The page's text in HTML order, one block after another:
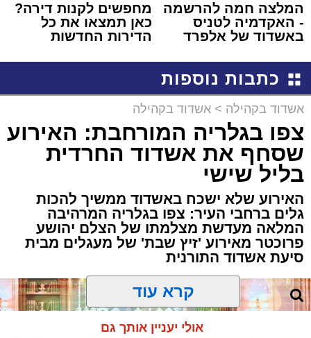
המלצה חמה להרשמה
- האקדמיה לטניס
באשדוד של אלפרד
מחפשים לקנות דירה?
כאן תמצאו את כל
הדירות החדשות
כתבות נוספות
אשדוד בקהילה > אשדוד בקהילה
צפו בגלריה המורחבת: האירוע
שסחף את אשדוד החרדית
בליל שישי
האירוע שלא ישכח באשדוד ממשיך להכות
גלים ברחבי העיר: צפו בגלריה המרהיבה
המלאה מעדשת מצלמתו של הצלם יהושע
פרוכטר מאירוע 'זיץ שבת' של מעגלים מבית
סיעת אשדוד התורנית
קרא עוד
אולי יעניין אותך גם